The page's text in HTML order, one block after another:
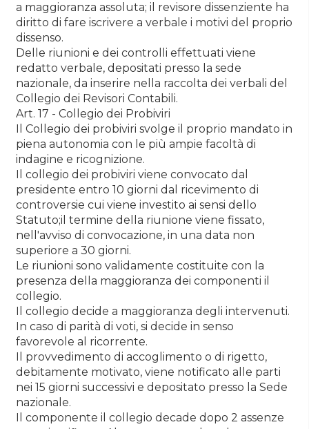
a maggioranza assoluta; il revisore dissenziente ha
diritto di fare iscrivere a verbale i motivi del proprio
dissenso.
Delle riunioni e dei controlli effettuati viene
redatto verbale, depositati presso la sede
nazionale, da inserire nella raccolta dei verbali del
Collegio dei Revisori Contabili.
Art. 17 - Collegio dei Probiviri
Il Collegio dei probiviri svolge il proprio mandato in
piena autonomia con le più ampie facoltà di
indagine e ricognizione.
Il collegio dei probiviri viene convocato dal
presidente entro 10 giorni dal ricevimento di
controversie cui viene investito ai sensi dello
Statuto;il termine della riunione viene fissato,
nell'avviso di convocazione, in una data non
superiore a 30 giorni.
Le riunioni sono validamente costituite con la
presenza della maggioranza dei componenti il
collegio.
Il collegio decide a maggioranza degli intervenuti.
In caso di parità di voti, si decide in senso
favorevole al ricorrente.
Il provvedimento di accoglimento o di rigetto,
debitamente motivato, viene notificato alle parti
nei 15 giorni successivi e depositato presso la Sede
nazionale.
Il componente il collegio decade dopo 2 assenze